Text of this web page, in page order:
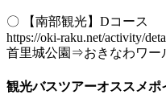
〇 【南部観光】Dコース
https://oki-raku.net/activity/
首里城公園⇒おきなわワ
観光バスツアーオススメポ